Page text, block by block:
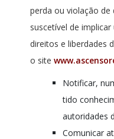
perda ou violação de
suscetível de
direitos e liberdades
o site
Notificar,
tido
autoridades
Comunicar